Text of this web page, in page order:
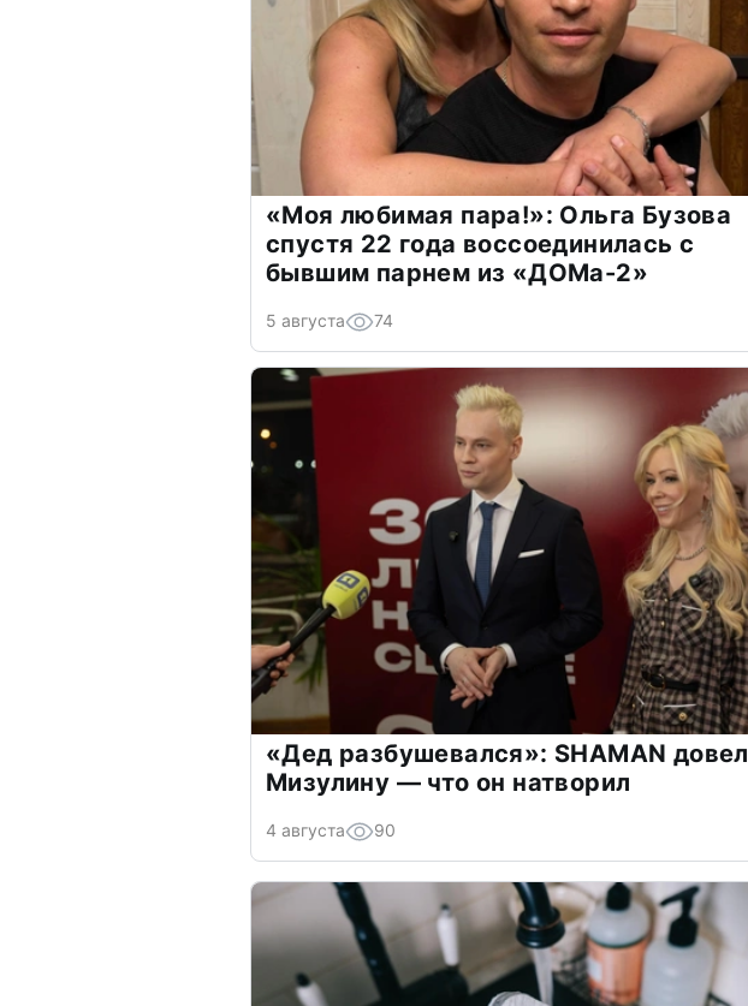
«Моя любимая пара!»: Ольга Бузова
спустя 22 года воссоединилась с
бывшим парнем из «ДОМа-2»
5 августа 74
«Дед разбушевался»: SHAMAN довел
Мизулину — что он натворил
4 августа 90